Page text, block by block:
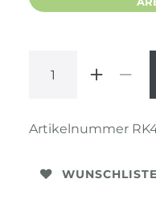
Artikelnummer
WUNSCHLISTE